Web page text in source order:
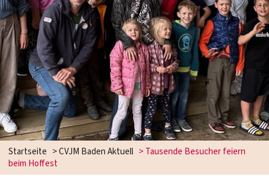
Startseite >CVJM Baden Aktuell >Tausende Besucher feiern
beim Hoffest